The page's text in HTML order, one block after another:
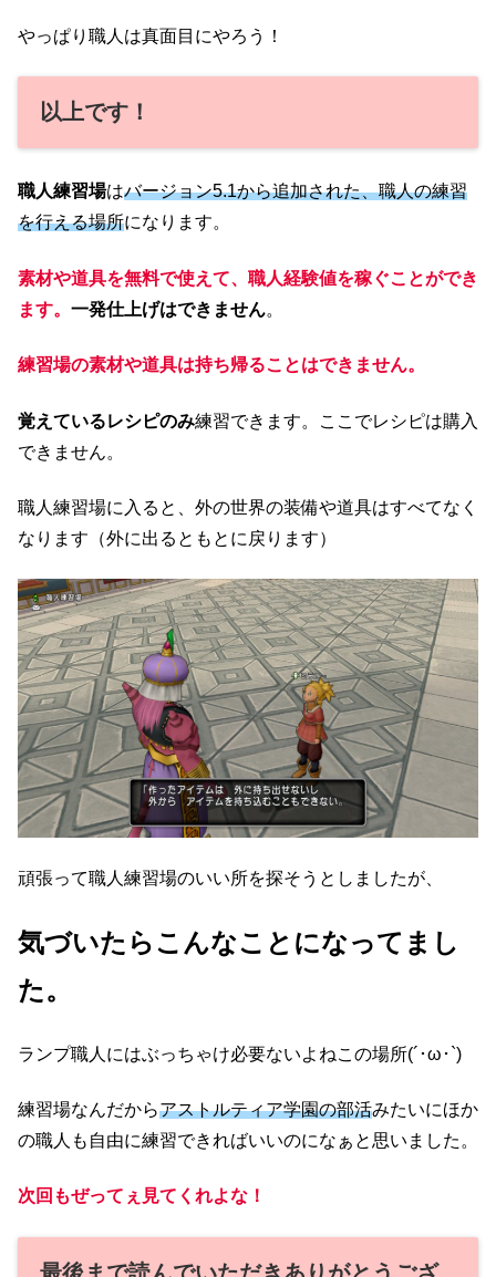
やっぱり職人は真面目にやろう！
以上です！
職人練習場はバージョン5.1から追加された、職人の練習
を行える場所になります。
素材や道具を無料で使えて、職人経験値を稼ぐことができ
ます。 一発仕上げはできません。
練習場の素材や道具は持ち帰ることはできません。
覚えているレシピのみ練習できます。ここでレシピは購入
できません。
職人練習場に入ると、外の世界の装備や道具はすべてなく
なります（外に出るともとに戻ります）
頑張って職人練習場のいい所を探そうとしましたが、
気づいたらこんなことになってまし
た。
ランプ職人にはぶっちゃけ必要ないよねこの場所(´･ω･`)
練習場なんだからアストルティア学園の部活みたいにほか
の職人も自由に練習できればいいのになぁと思いました。
次回もぜってぇ見てくれよな！